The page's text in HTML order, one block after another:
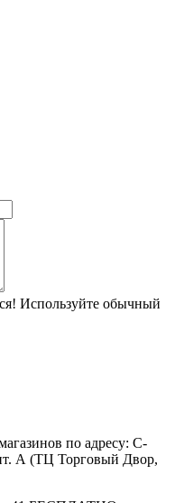
Используйте обычный
по адресу: С-
А (ТЦ Торговый Двор,